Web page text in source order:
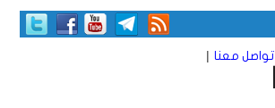
تواصل معنا |